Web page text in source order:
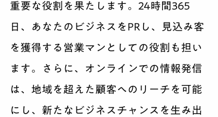
重要な役割を果たします。24時間365
日、あなたのビジネスをPRし、見込み客
を獲得する営業マンとしての役割も担い
ます。さらに、オンラインでの情報発信
は、地域を超えた顧客へのリーチを可能
にし、新たなビジネスチャンスを生み出